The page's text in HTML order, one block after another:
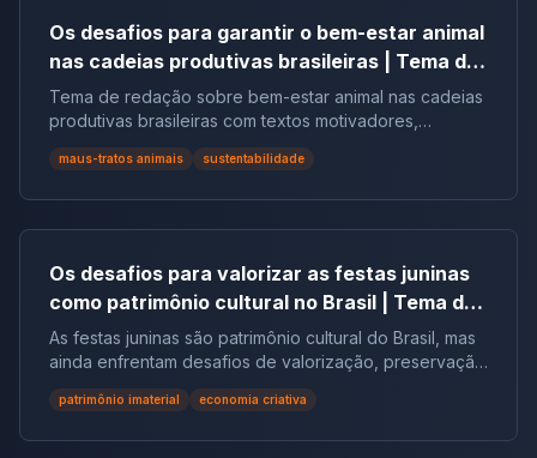
Os desafios para garantir o bem-estar animal
nas cadeias produtivas brasileiras | Tema de
redação
Tema de redação sobre bem-estar animal nas cadeias
produtivas brasileiras com textos motivadores,
repertórios, argumentos e modelos.
maus-tratos animais sustentabilidade
Os desafios para valorizar as festas juninas
como patrimônio cultural no Brasil | Tema de
redação
As festas juninas são patrimônio cultural do Brasil, mas
ainda enfrentam desafios de valorização, preservação
e reconhecimento social.
patrimônio imaterial economia criativa